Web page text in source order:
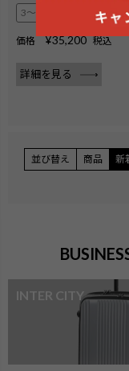
3〜4泊
価格 ¥35,200 税込
詳細を見る
並び替え 商品 新
INTER CITY